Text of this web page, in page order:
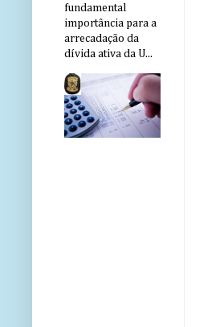
fundamental
importância para a
arrecadação da
dívida ativa da U...